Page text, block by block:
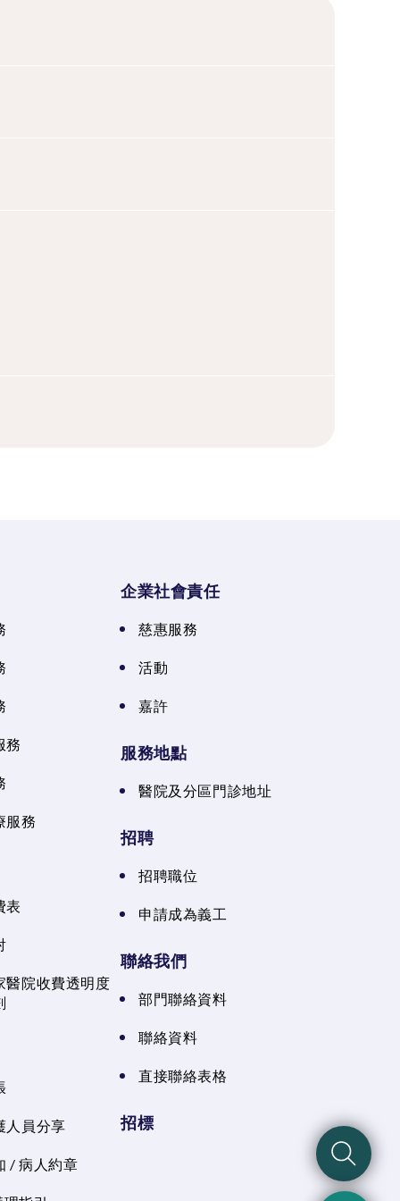
務
服務
表
醫院收費透明度
人員分享
/ 病人約章
企業社會責任
慈惠服務
活動
嘉許
服務地點
醫院及分區門診地址
招聘
招聘職位
申請成為義工
聯絡我們
部門聯絡資料
聯絡資料
直接聯絡表格
招標